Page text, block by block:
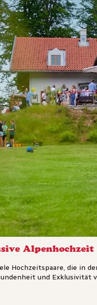
Hochzeitspaare, die in
und Exklusivität